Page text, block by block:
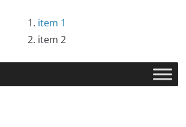
item 1
item 2